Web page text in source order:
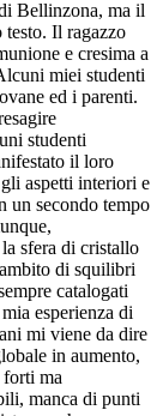
Bellinzona, ma il
Il ragazzo
e cresima a
miei studenti
ed i parenti.
studenti
il loro
aspetti interiori e
un secondo tempo
sfera di cristallo
di squilibri
catalogati
esperienza di
mi viene da dire
in aumento,
forti ma
manca di punti